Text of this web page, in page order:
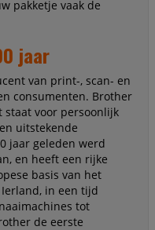
pakketje vaak de
jaar
van print-, scan- en
consumenten. Brother
staat voor persoonlijk
uitstekende
jaar geleden werd
en heeft een rijke
basis van het
in een tijd
tot
de eerste